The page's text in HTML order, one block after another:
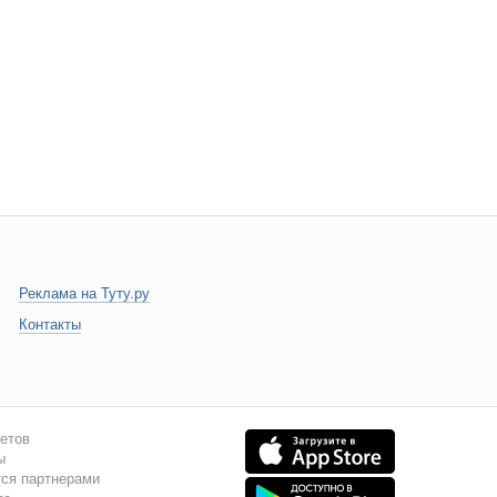
Реклама на Туту.ру
Контакты
партнерами